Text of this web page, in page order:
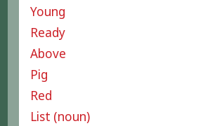
Young
Ready
Above
Pig
Red
List (noun)